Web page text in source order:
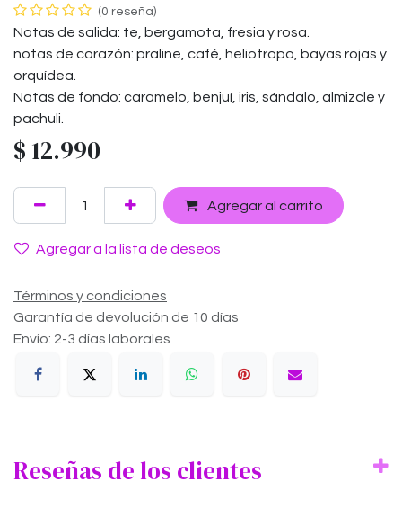
(0 reseña)
Notas de salida: te, bergamota, fresia y rosa.
notas de corazón: praline, café, heliotropo, bayas rojas y
orquídea.
Notas de fondo: caramelo, benjuí, iris, sándalo, almizcle y
pachuli.
$ 12.990
Agregar al carrito
Agregar a la lista de deseos
Términos y condiciones
Garantía de devolución de 10 días
Envío: 2-3 días laborales
Reseñas de los clientes